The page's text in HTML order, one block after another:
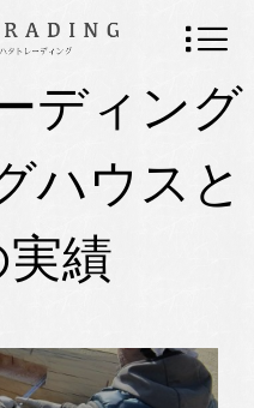
ディング
ハウスと
実績